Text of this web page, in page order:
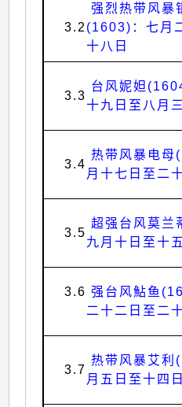
3.2
强烈热带风暴
(1603)：七月
十八日
3.3
台风妮妲
十九日至八月
3.4
热带风暴电母
月十七日至二
3.5
超强台风莫兰
九月十日至十
3.6 强台风鮎鱼
二十二日至二
3.7
热带风暴艾利
月五日至十四日